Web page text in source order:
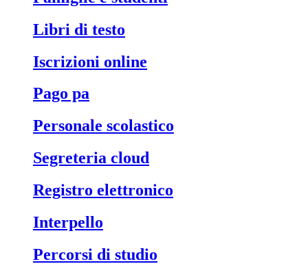
libri di testo
iscrizioni online
pago pa
personale scolastico
segreteria cloud
registro elettronico
interpello
percorsi di studio